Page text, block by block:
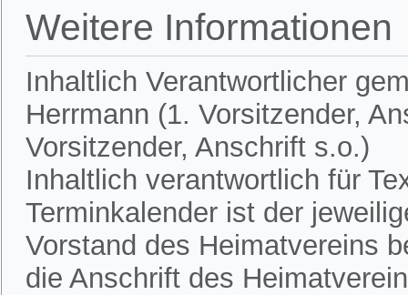
Weitere Informationen
Inhaltlich Verantwortlicher
Herrmann (1. Vorsitzender,
Vorsitzender, Anschrift s.o.)
Inhaltlich verantwortlich für
Terminkalender ist der
Vorstand des Heimatvereins
die Anschrift des